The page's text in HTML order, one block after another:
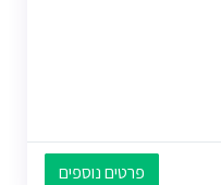
פרטים נוספים